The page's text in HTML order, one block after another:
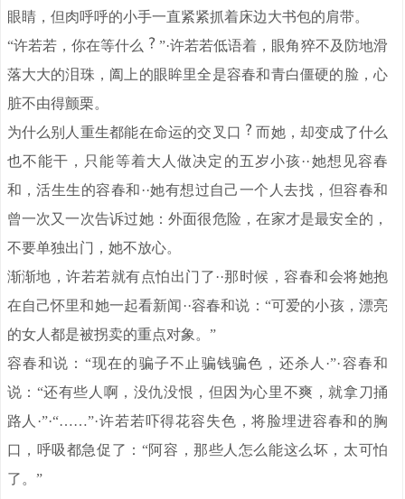
眼睛，但肉呼呼的小手一直紧紧抓着床边大书包的肩带。
“许若若，你在等什么
”·许若若低语着，眼角猝不及防地滑
落大大的泪珠，阖上的眼眸里全是容春和青白僵硬的脸，心
脏不由得颤栗。
为什么别人重生都能在命运的交叉口
而她，却变成了什么
也不能干，只能等着大人做决定的五岁小孩··她想见容春
和，活生生的容春和··她有想过自己一个人去找，但容春和
曾一次又一次告诉过她：外面很危险，在家才是最安全的，
不要单独出门，她不放心。
渐渐地，许若若就有点怕出门了··那时候，容春和会将她抱
在自己怀里和她一起看新闻··容春和说：“可爱的小孩，漂亮
的女人都是被拐卖的重点对象。”
容春和说：“现在的骗子不止骗钱骗色，还杀人·”·容春和
说：“还有些人啊，没仇没恨，但因为心里不爽，就拿刀捅
路人·”·“……”·许若若吓得花容失色，将脸埋进容春和的胸
口，呼吸都急促了：“阿容，那些人怎么能这么坏，太可怕
了。”